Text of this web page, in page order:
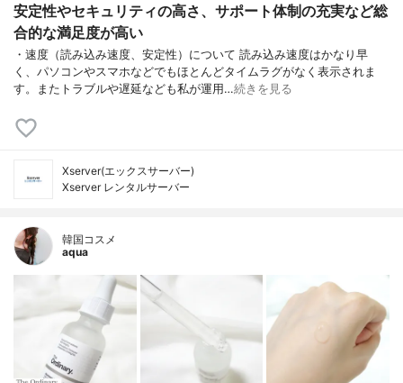
安定性やセキュリティの高さ、サポート体制の充実など総
合的な満足度が高い
・速度（読み込み速度、安定性）について 読み込み速度はかなり早
く、パソコンやスマホなどでもほとんどタイムラグがなく表示されま
す。またトラブルや遅延なども私が運用…続きを見る
Xserver(エックスサーバー)
Xserver レンタルサーバー
韓国コスメ
aqua